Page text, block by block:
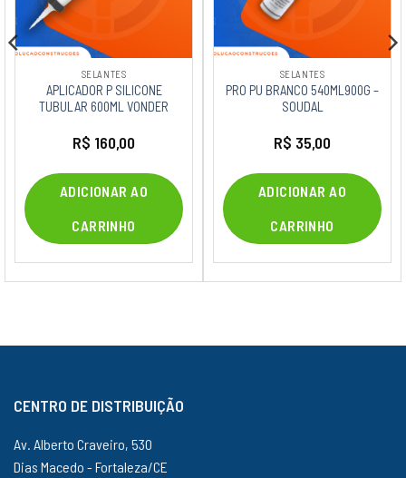
SELANTES
APLICADOR P SILICONE
TUBULAR 600ML VONDER
R$ 160,00
ADICIONAR AO
CARRINHO
SELANTES
PRO PU BRANCO 540ML900G –
SOUDAL
R$ 35,00
ADICIONAR AO
CARRINHO
CENTRO DE DISTRIBUIÇÃO
Av. Alberto Craveiro, 530
Dias Macedo - Fortaleza/CE